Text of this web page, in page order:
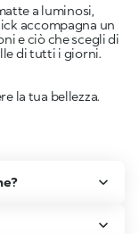
a luminosi,
accompagna un
e ciò che scegli di
la tua bellezza.